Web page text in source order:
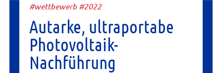
#wettbewerb #2022
Autarke, ultraportabe
Photovoltaik-
Nachführung